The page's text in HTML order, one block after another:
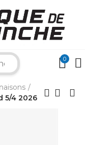
0
5/4 2026
?